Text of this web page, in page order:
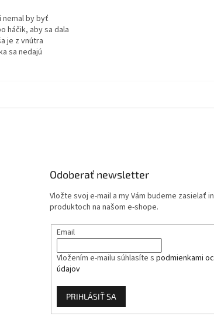
nemal by byť
háčik, aby sa dala
je z vnútra
sa nedajú
Odoberať newsletter
Vložte svoj e-mail a my Vám budeme zasielať
produktoch na našom e-shope.
Email
Vložením e-mailu súhlasíte s podmienkami
údajov
PRIHLÁSIŤ SA